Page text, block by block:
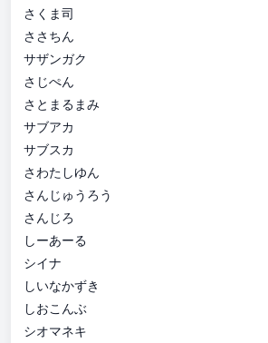
さくま司
ささちん
サザンガク
さじぺん
さとまるまみ
サブアカ
サブスカ
さわたしゆん
さんじゅうろう
さんじろ
しーあーる
シイナ
しいなかずき
しおこんぶ
シオマネキ